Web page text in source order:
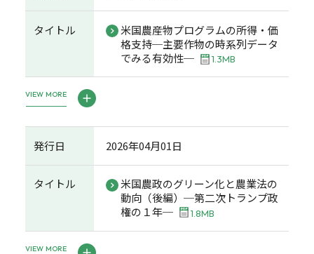
タイトル
米国農産物プログラムの所得・価
格支持─主要作物の時系列データ
でみる有効性─
1.3MB
VIEW MORE
発行日 2026年04月01日
タイトル
米国農政のグリーン化と農業法の
動向（後編）─第二次トランプ政
権の１年─
1.8MB
VIEW MORE